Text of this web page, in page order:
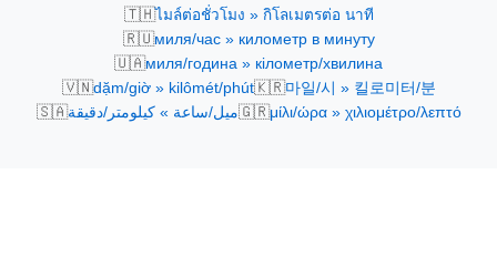
🇹🇭ไมล์ต่อชั่วโมง » กิโลเมตรต่อ นาที
🇷🇺миля/час » километр в минуту
🇺🇦миля/година » кілометр/хвилина
🇻🇳dặm/giờ » kilômét/phút🇰🇷마일/시 » 킬로미터/분
🇸🇦ميل/ساعة » كيلومتر/دقيقة🇬🇷μίλι/ώρα » χιλιομέτρο/λεπτό